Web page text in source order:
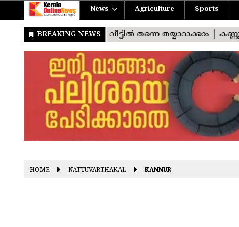
News Agriculture Sports
HOME NATTUVARTHAKAL KANNUR